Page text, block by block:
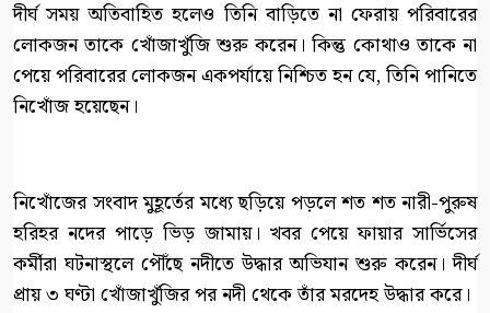
দীর্ঘ সময় অতিবাহিত হলেও তিনি বাড়িতে না ফেরায় পরিবারের
লোকজন তাকে খোঁজাখুঁজি শুরু করেন। কিন্তু কোথাও তাকে না
পেয়ে পরিবারের লোকজন একপর্যায়ে নিশ্চিত হন যে, তিনি পানিতে
নিখোঁজ হয়েছেন।
নিখোঁজের সংবাদ মুহূর্তের মধ্যে ছড়িয়ে পড়লে শত শত নারী-পুরুষ
হরিহর নদের পাড়ে ভিড় জামায়। খবর পেয়ে ফায়ার সার্ভিসের
কর্মীরা ঘটনাস্থলে পৌঁছে নদীতে উদ্ধার অভিযান শুরু করেন। দীর্ঘ
প্রায় ৩ ঘণ্টা খোঁজাখুঁজির পর নদী থেকে তাঁর মরদেহ উদ্ধার করে।